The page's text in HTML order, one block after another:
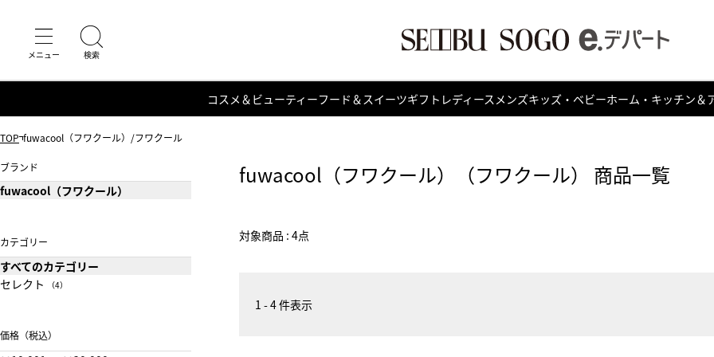
コスメ＆ビューティーフード＆スイーツギフト レディース メンズキッズ・ベビーホーム・キッチン＆
TOP fuwacool（フワクール）/フワクール
fuwacool（フワクール）（フワクール） 商品一覧
対象商品 : 4点
ブランド
fuwacool（フワクール）
カテゴリー
すべてのカテゴリー
セレクト
（4）
価格（税込）
1 - 4 件表示